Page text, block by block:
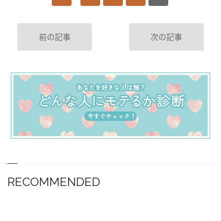
前の記事 次の記事
RECOMMENDED